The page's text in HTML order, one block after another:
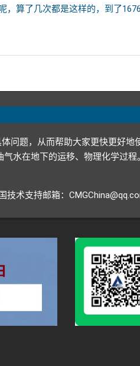
，算了几次都是这样的，到了
问题，从而帮助大家更快更好地
水在地下的运移、物理化学过
技术支持邮箱：